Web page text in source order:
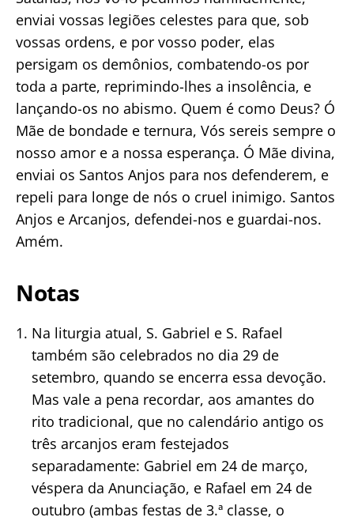
enviai vossas legiões celestes para que, sob
vossas ordens, e por vosso poder, elas
persigam os demônios, combatendo-os por
toda a parte, reprimindo-lhes a insolência, e
lançando-os no abismo. Quem é como Deus? Ó
Mãe de bondade e ternura, Vós sereis sempre o
nosso amor e a nossa esperança. Ó Mãe divina,
enviai os Santos Anjos para nos defenderem, e
repeli para longe de nós o cruel inimigo. Santos
Anjos e Arcanjos, defendei-nos e guardai-nos.
Amém.
Notas
Na liturgia atual, S. Gabriel e S. Rafael
também são celebrados no dia 29 de
setembro, quando se encerra essa devoção.
Mas vale a pena recordar, aos amantes do
rito tradicional, que no calendário antigo os
três arcanjos eram festejados
separadamente: Gabriel em 24 de março,
véspera da Anunciação, e Rafael em 24 de
outubro (ambas festas de 3.ª classe, o